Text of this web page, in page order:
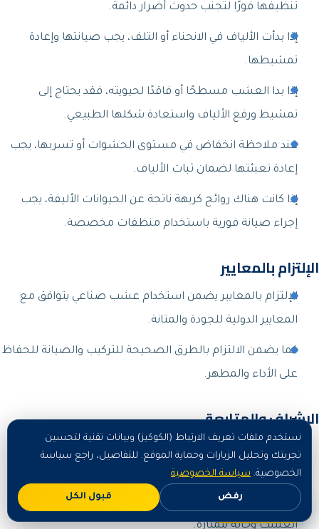
تنظيفها فورًا لتجنب حدوث أضرار دائمة.
إذا بدأت الألياف في الانحناء أو التلف، يجب صيانتها وإعادة
تمشيطها.
إذا بدا العشب مسطحًا أو فاقدًا لحيويته، فقد يحتاج إلى
تمشيط ورفع الألياف واستعادة شكلها الطبيعي.
عند ملاحظة انخفاض في مستوى الحشوات أو تسربها، يجب
إعادة تعبئتها لضمان ثبات الألياف.
إذا كانت هناك روائح كريهة ناتجة عن الحيوانات الأليفة، يجب
إجراء صيانة فورية باستخدام منظفات مخصصة.
الإلتزام بالمعايير
الإلتزام بالمعايير يضمن استخدام عشب صناعي يتوافق مع
المعايير الدولية للجودة والمتانة.
كما يضمن الالتزام بالطرق الصحيحة للتركيب والصيانة للحفاظ
على الأداء والمظهر.
الإشراف والمتابعة
في شركتنا متابعة مراحل تركيب العشب للتأكد من تنفيذها
وفقًا للمعايير المحددة.
الإشراف على الصيانة الدورية لضمان الحفاظ على جودة
العشب وحالة ممتازة.
اطلب الآن
نستخدم ملفات تعريف الارتباط (الكوكيز) وبيانات تقنية لتحسين
تجربتك وتحليل الزيارات وحماية الموقع. للتفاصيل، راجع سياسة
الخصوصية. سياسة الخصوصية
رفض قبول الكل